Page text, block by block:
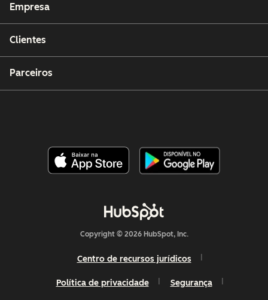
Empresa
Clientes
Parceiros
Copyright © 2026 HubSpot, Inc.
Centro de recursos jurídicos
Política de privacidade Segurança